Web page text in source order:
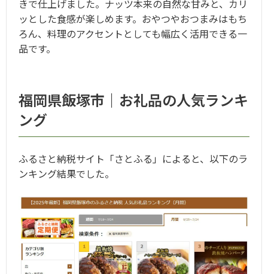
きで仕上げました。ナッツ本来の自然な甘みと、カリ
ッとした食感が楽しめます。おやつやおつまみはもち
ろん、料理のアクセントとしても幅広く活用できる一
品です。
福岡県飯塚市｜お礼品の人気ランキ
ング
ふるさと納税サイト「さとふる」によると、以下のラ
ンキング結果でした。